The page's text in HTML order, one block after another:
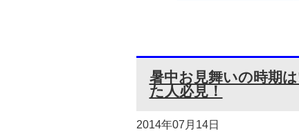
暑中お見舞いの時期
た人必見！
2014年07月14日